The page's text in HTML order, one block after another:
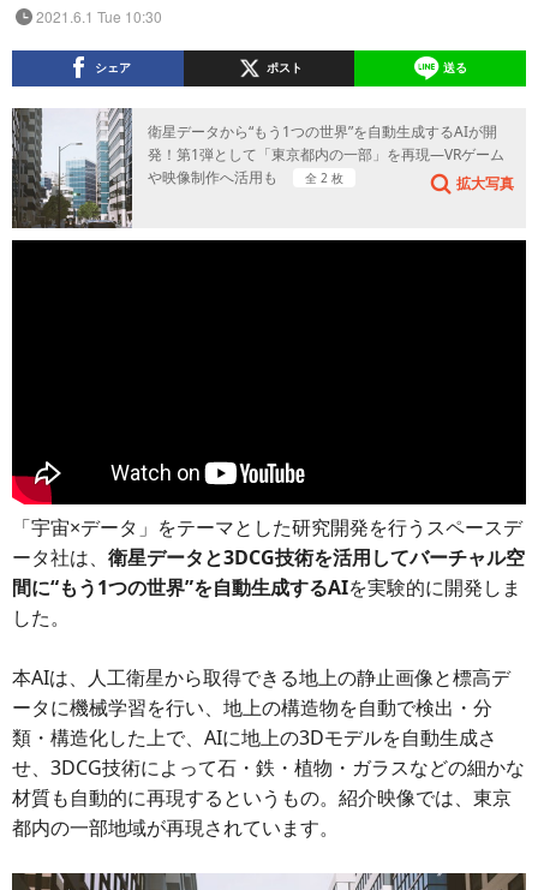
2021.6.1 Tue 10:30
シェア ポスト 送る
衛星データから“もう1つの世界”を自動生成するAIが開
発！第1弾として「東京都内の一部」を再現―VRゲーム
や映像制作へ活用も
全 2 枚 拡大写真
「宇宙×データ」をテーマとした研究開発を行うスペースデ
ータ社は、 衛星データと3DCG技術を活用してバーチャル空
間に“もう1つの世界”を自動生成するAIを実験的に開発しま
した。
本AIは、人工衛星から取得できる地上の静止画像と標高デ
ータに機械学習を行い、地上の構造物を自動で検出・分
類・構造化した上で、AIに地上の3Dモデルを自動生成さ
せ、3DCG技術によって石・鉄・植物・ガラスなどの細かな
材質も自動的に再現するというもの。紹介映像では、東京
都内の一部地域が再現されています。